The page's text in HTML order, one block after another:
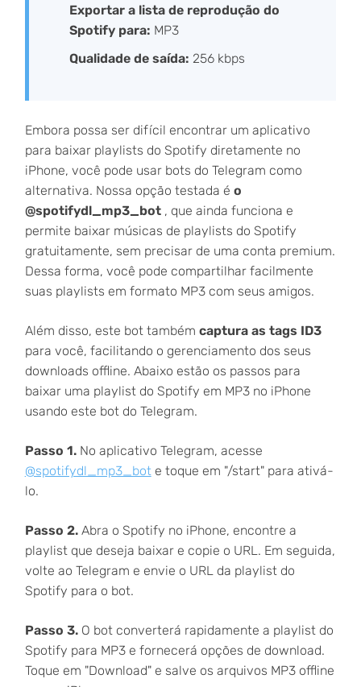
Exportar a lista de reprodução do
Spotify para: MP3
Qualidade de saída: 256 kbps
Embora possa ser difícil encontrar um aplicativo
para baixar playlists do Spotify diretamente no
iPhone, você pode usar bots do Telegram como
alternativa. Nossa opção testada é o
@spotifydl_mp3_bot, que ainda funciona e
permite baixar músicas de playlists do Spotify
gratuitamente, sem precisar de uma conta premium.
Dessa forma, você pode compartilhar facilmente
suas playlists em formato MP3 com seus amigos.
Além disso, este bot também captura as tags ID3
para você, facilitando o gerenciamento dos seus
downloads offline. Abaixo estão os passos para
baixar uma playlist do Spotify em MP3 no iPhone
usando este bot do Telegram.
Passo 1.No aplicativo Telegram, acesse
@spotifydl_mp3_bot e toque em "/start" para ativá-
lo.
Passo 2.Abra o Spotify no iPhone, encontre a
playlist que deseja baixar e copie o URL. Em seguida,
volte ao Telegram e envie o URL da playlist do
Spotify para o bot.
Passo 3.O bot converterá rapidamente a playlist do
Spotify para MP3 e fornecerá opções de download.
Toque em "Download" e salve os arquivos MP3 offline